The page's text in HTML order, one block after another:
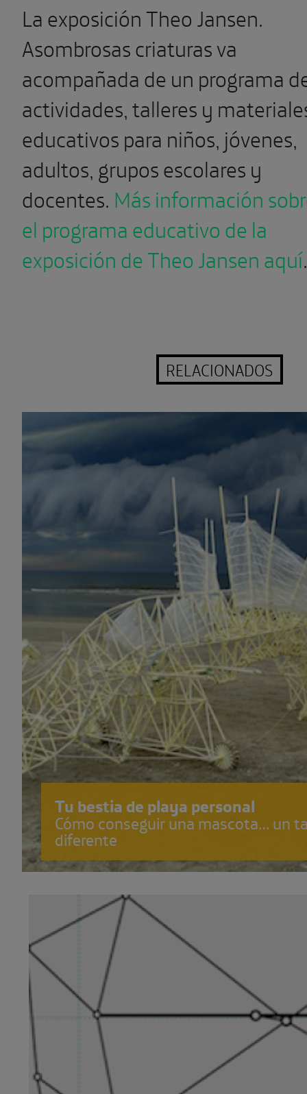
La exposición Theo Jansen.
Asombrosas criaturas va
acompañada de un programa
actividades, talleres y
educativos para niños, jóvenes,
adultos, grupos escolares y
docentes. Más información
el programa educativo de la
exposición de Theo Jansen aquí.
RELACIONADOS
Tu bestia de playa personal
Cómo conseguir una mascota… un
diferente